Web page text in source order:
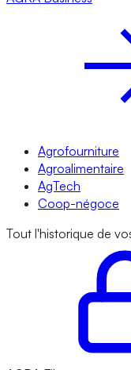
Agrofourniture
Agroalimentaire
AgTech
Coop-négoce
Tout l'historique de